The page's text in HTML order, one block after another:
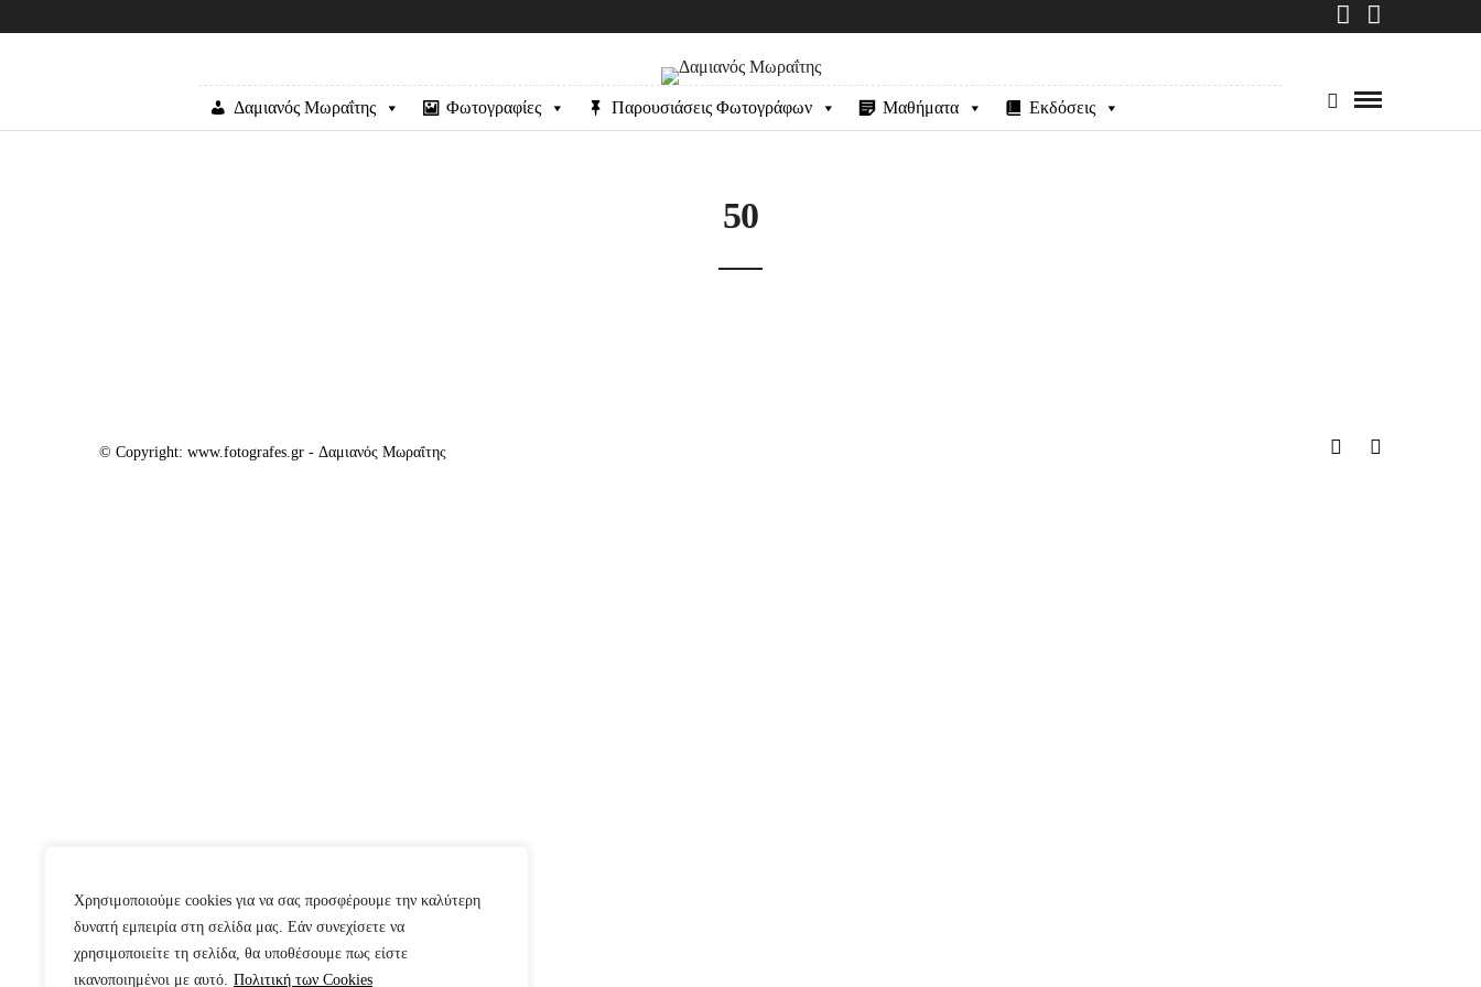
Χρησιμοποιούμε cookies για να σας προσφέρουμε την καλύτερη
δυνατή εμπειρία στη σελίδα μας. Εάν συνεχίσετε να
χρησιμοποιείτε τη σελίδα, θα υποθέσουμε πως είστε
ικανοποιημένοι με αυτό. Πολιτική των Cookies
Δαμιανός Μωραΐτης Φωτογραφίες Παρουσιάσεις Φωτογράφων Μαθήματα Εκδόσεις
50
© Copyright: www.fotografes.gr - Δαμιανός Μωραΐτης